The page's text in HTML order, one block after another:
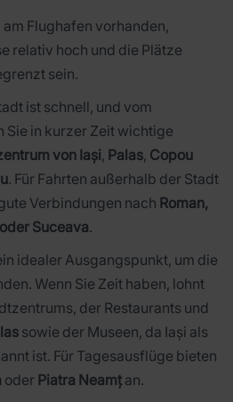
Flughafen vorhanden,
relativ hoch und die Plätze
sein.
ist schnell, und vom
Sie in kurzer Zeit wichtige
von Iași, Palas, Copou
. Für Fahrten außerhalb der Stadt
Verbindungen nach Roman,
Suceava.
idealer Ausgangspunkt, um die
Wenn Sie Zeit haben, lohnt
der Restaurants und
sowie der Museen, da Iași als
ist. Für Tagesausflüge bieten
oder Piatra Neamț an.